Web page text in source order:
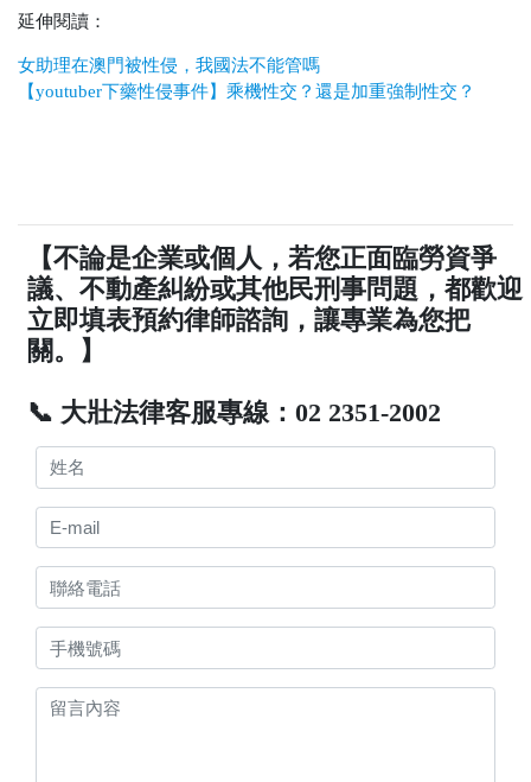
延伸閱讀：
女助理在澳門被性侵，我國法不能管嗎
【youtuber下藥性侵事件】乘機性交？還是加重強制性交？
【不論是企業或個人，若您正面臨勞資爭
議、不動產糾紛或其他民刑事問題，都歡迎
立即填表預約律師諮詢，讓專業為您把
關。】
📞 大壯法律客服專線：02 2351-2002